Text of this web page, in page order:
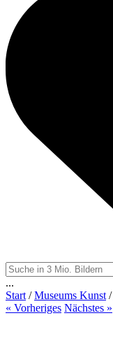
...
Start/Museums Kunst/
« Vorheriges Nächstes »